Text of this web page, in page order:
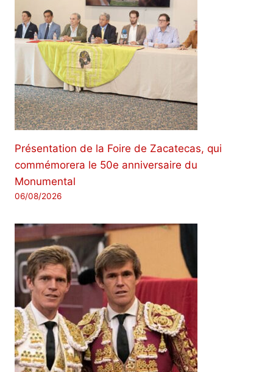
Présentation de la Foire de Zacatecas, qui
commémorera le 50e anniversaire du
Monumental
06/08/2026